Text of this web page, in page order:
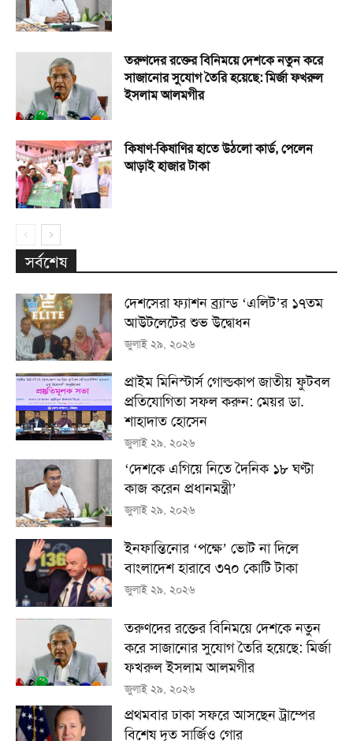
তরুণদের রক্তের বিনিময়ে দেশকে নতুন করে
সাজানোর সুযোগ তৈরি হয়েছে: মির্জা ফখরুল
ইসলাম আলমগীর
কিষাণ-কিষাণির হাতে উঠলো কার্ড, পেলেন
আড়াই হাজার টাকা
সর্বশেষ
দেশসেরা ফ্যাশন ব্র্যান্ড ‘এলিট’র ১৭তম
আউটলেটের শুভ উদ্বোধন
জুলাই ২৯, ২০২৬
প্রাইম মিনিস্টার্স গোল্ডকাপ জাতীয় ফুটবল
প্রতিযোগিতা সফল করুন: মেয়র ডা.
শাহাদাত হোসেন
জুলাই ২৯, ২০২৬
‘দেশকে এগিয়ে নিতে দৈনিক ১৮ ঘণ্টা
কাজ করেন প্রধানমন্ত্রী’
জুলাই ২৯, ২০২৬
ইনফান্তিনোর ‘পক্ষে’ ভোট না দিলে
বাংলাদেশ হারাবে ৩৭০ কোটি টাকা
জুলাই ২৯, ২০২৬
তরুণদের রক্তের বিনিময়ে দেশকে নতুন
করে সাজানোর সুযোগ তৈরি হয়েছে: মির্জা
ফখরুল ইসলাম আলমগীর
জুলাই ২৯, ২০২৬
প্রথমবার ঢাকা সফরে আসছেন ট্রাম্পের
বিশেষ দূত সার্জিও গোর